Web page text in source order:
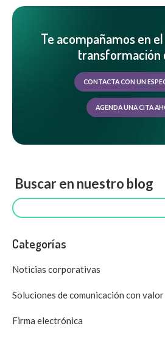
Te acompañamos en
transformación
CONTACTA CON UN
AGENDA UNA CITA
Buscar en nuestro blog
Categorías
Noticias corporativas
Soluciones de comunicación con
Firma electrónica